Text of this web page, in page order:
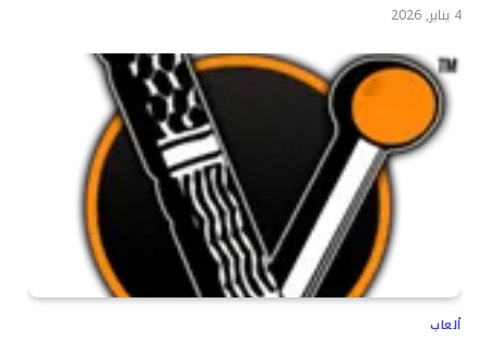
4 يناير, 2026
ألعاب